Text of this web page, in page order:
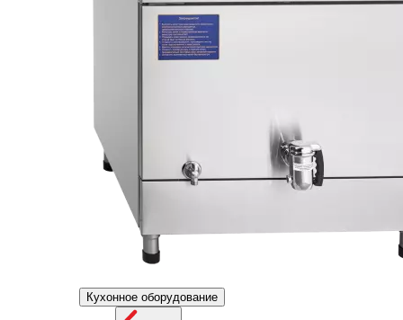
Кухонное оборудование